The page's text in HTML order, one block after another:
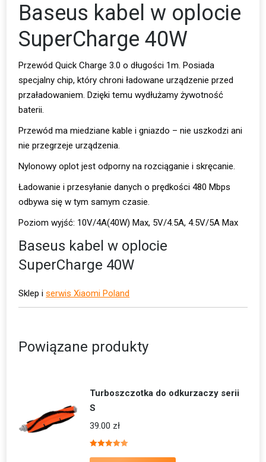
Baseus kabel w oplocie
SuperCharge 40W
Przewód Quick Charge 3.0 o długości 1m. Posiada
specjalny chip, który chroni ładowane urządzenie przed
przaładowaniem. Dzięki temu wydłużamy żywotność
baterii.
Przewód ma miedziane kable i gniazdo – nie uszkodzi ani
nie przegrzeje urządzenia.
Nylonowy oplot jest odporny na rozciąganie i skręcanie.
Ładowanie i przesyłanie danych o prędkości 480 Mbps
odbywa się w tym samym czasie.
Poziom wyjść: 10V/4A(40W) Max, 5V/4.5A, 4.5V/5A Max
Baseus kabel w oplocie
SuperCharge 40W
Sklep iserwis Xiaomi Poland
Powiązane produkty
Turboszczotka do odkurzaczy serii
S
39.00 zł